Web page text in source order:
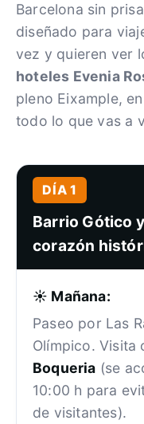
Barcelona sin
diseñado para
vez y quieren ver
hoteles Evenia
pleno Eixample,
todo lo que vas a
DÍA 1
Barrio Gótico
corazón
☀️ Mañana:
Paseo por Las
Olímpico. Visita
Boqueria (se
10:00 h para
de visitantes).